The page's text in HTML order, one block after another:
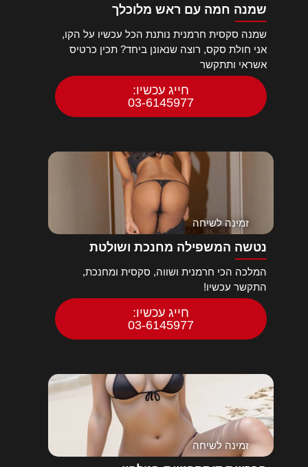
שמנה חמה עם ראש מלוכלך
שמנה סקסית חרמנית נותנת הכל עכשיו על הקו,
אני חולת סקס, רוצה שנאונן ביחד? תכין כרטיס
אשראי ותתקשר
חייג עכשיו:
03-6145977
זמינה לשיחה
נטשה המשפילה מחנכת ושולטת
המלכה הכי חרמנית ושווה, סקסית ומחנכת,
התקשר עכשיו!
חייג עכשיו:
03-6145977
זמינה לשיחה